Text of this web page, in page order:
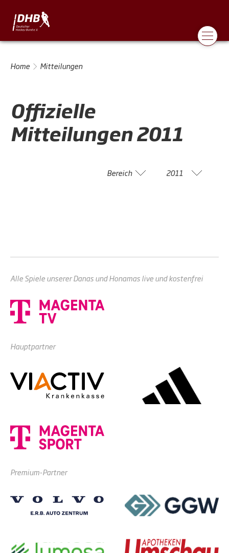
Home Mitteilungen
Offizielle
Mitteilungen2011
Bereich 2011
Alle Spiele unserer Danas und Honamas live und kostenfrei
Hauptpartner
Premium-Partner